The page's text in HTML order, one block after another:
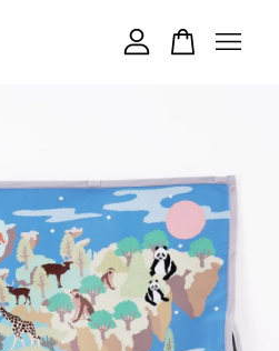
繼續購物